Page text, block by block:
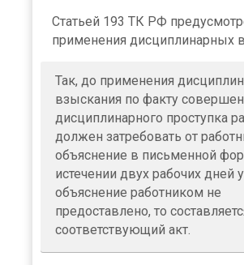
Статьей 193 ТК РФ
применения дисциплинарных
Так, до применения
взыскания по факту
дисциплинарного проступка
должен затребовать от
объяснение в письменной
истечении двух рабочих дней
объяснение работником не
предоставлено, то
соответствующий акт.